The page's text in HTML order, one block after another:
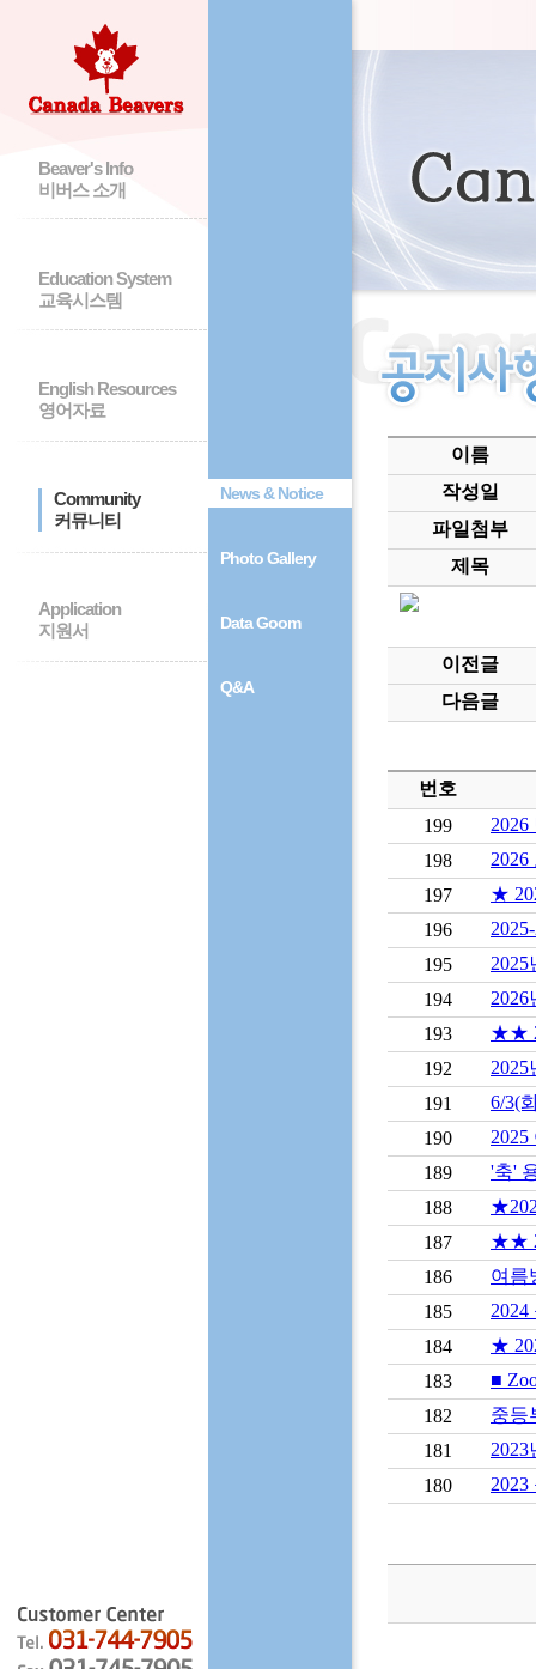
Beaver's Info
비버스 소개
Education System
교육시스템
English Resources
영어자료
Community
커뮤니티
News & Notice
Photo Gallery
Data Goom
Q&A
Application
지원서
이름
작성일
파일첨부
제목
이전글
다음글
번호
199
198
197
★
196
195
194
193
★★
192
191
6/3(
190
189
'축'
188
187
★★
186
여름
185
184
★
183
■
182
중등
181
180